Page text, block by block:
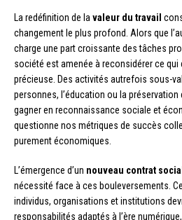
La redéfinition de la valeur du travail
changement le plus profond. Alors que
charge une part croissante des tâches
société est amenée à reconsidérer ce
précieuse. Des activités autrefois sous-
personnes, l’éducation ou la
gagner en reconnaissance sociale et
questionne nos métriques de succès
purement économiques.
L’émergence d’un nouveau contrat
nécessité face à ces bouleversements.
individus, organisations et institutions
responsabilités adaptés à l’ère